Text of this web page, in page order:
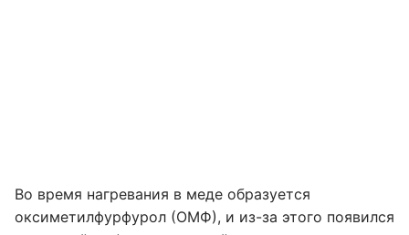
Во время нагревания в меде образуется
оксиметилфурфурол (ОМФ), и из-за этого появился